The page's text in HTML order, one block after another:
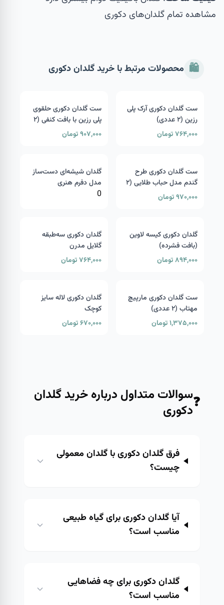
مشاهده تمام گلدان‌های دکوری
🛍️ محصولات مرتبط با خرید گلدان دکوری
ست گلدان دکوری آرک پلی
رزین (۲ عددی)
۷۶۴,۰۰۰ تومان
ست گلدان دکوری حلقوی
پلی رزین با بافت کنفی (۲
عددی)
۹۰۷,۰۰۰ تومان
ست گلدان دکوری طرح
گندم مدل حباب طلایی (۲
عددی)
۹۷۰,۰۰۰ تومان
گلدان شیشه‌ای دست‌ساز
مدل دفرم هنری
0
گلدان دکوری کیسه لاوین
(بافت فشرده)
۸۹۴,۰۰۰ تومان
گلدان دکوری سه‌طبقه
گلایل مدرن
۷۶۴,۰۰۰ تومان
ست گلدان دکوری مارپیچ
مهتاب (۲ عددی)
۱,۳۷۵,۰۰۰ تومان
گلدان دکوری لاله سایز
کوچک
۶۷۰,۰۰۰ تومان
❓سوالات متداول دربارهخرید گلدان
دکوری
فرق گلدان دکوری با گلدان معمولی
چیست؟
آیا گلدان دکوری برای گیاه طبیعی
مناسب است؟
گلدان دکوری برای چه فضاهایی
مناسب است؟